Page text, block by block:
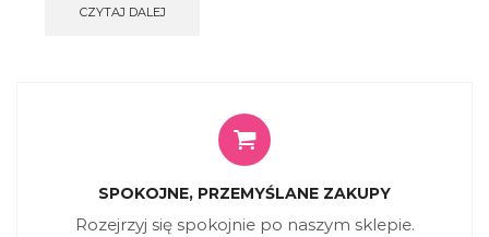
CZYTAJ DALEJ
SPOKOJNE, PRZEMYŚLANE ZAKUPY
Rozejrzyj się spokojnie po naszym sklepie.